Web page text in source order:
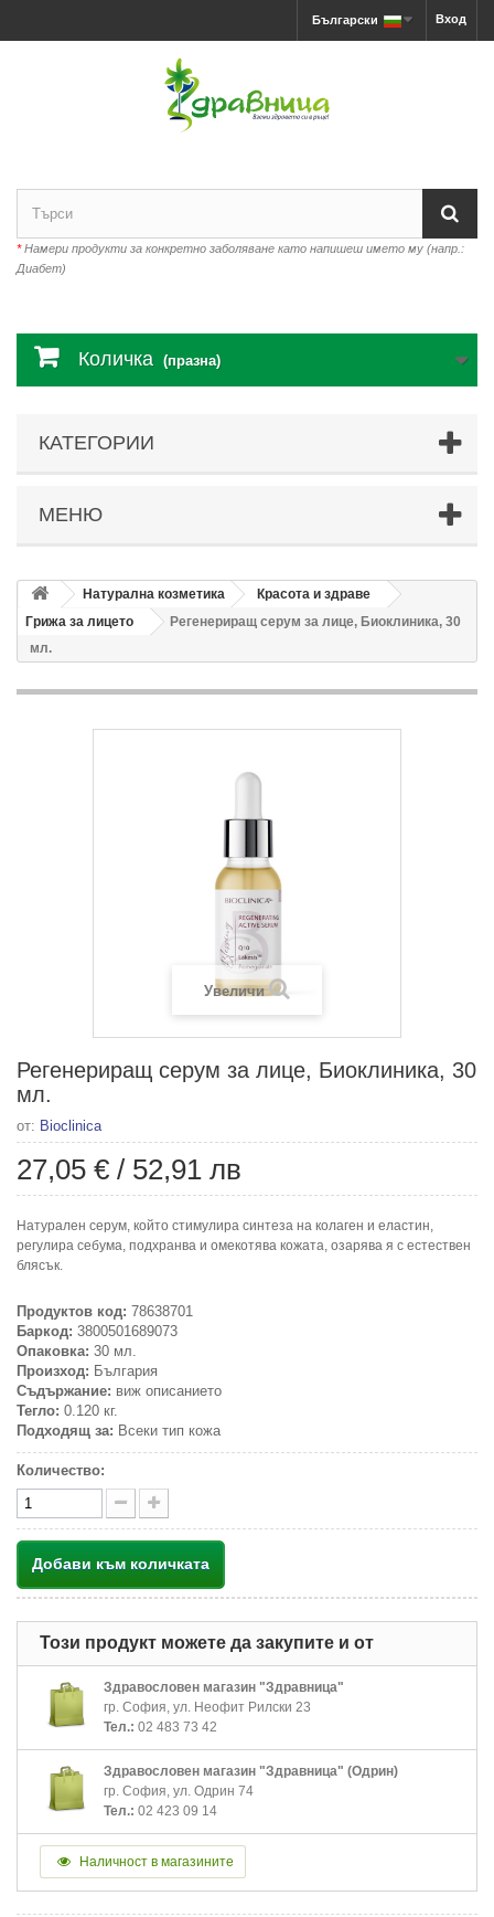
Вход
Български
*Намери продукти за конкретно заболяване като напишеш името му (напр.:
Диабет)
Количка (празна)
КАТЕГОРИИ
МЕНЮ
Натурална козметика
Красота и здраве
Грижа за лицето
Регенериращ серум за лице, Биоклиника, 30
мл.
Увеличи
Регенериращ серум за лице, Биоклиника, 30
мл.
от: Bioclinica
27,05 € / 52,91 лв
Натурален серум, който стимулира синтеза на колаген и еластин,
регулира себума, подхранва и омекотява кожата, озарява я с естествен
блясък.
Продуктов код: 78638701
Баркод: 3800501689073
Опаковка: 30 мл.
Произход: България
Съдържание: виж описанието
Тегло: 0.120 кг.
Подходящ за: Всеки тип кожа
Количество:
Добави към количката
Този продукт можете да закупите и от
Здравословен магазин "Здравница"
гр. София, ул. Неофит Рилски 23
Тел.: 02 483 73 42
Здравословен магазин "Здравница" (Одрин)
гр. София, ул. Одрин 74
Тел.: 02 423 09 14
Наличност в магазините